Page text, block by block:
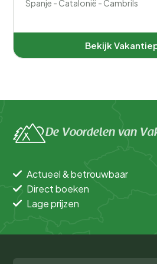
Spanje - Catalonië - Cambrils
Bekijk
De Voordelen van
Actueel & betrouwbaar
Direct boeken
Lage prijzen